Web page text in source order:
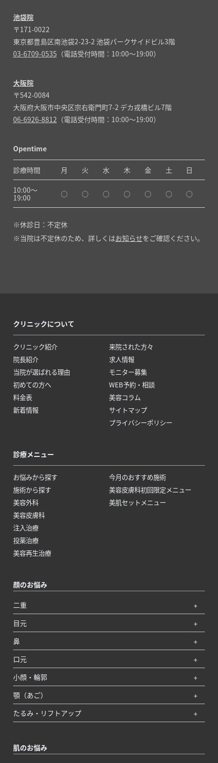
池袋院
〒171-0022
東京都豊島区南池袋2-23-2 池袋パークサイドビル3階
03-6709-0535 （電話受付時間：10:00～19:00）
大阪院
〒542-0084
大阪府大阪市中央区宗右衛門町7-2 デカ戎橋ビル7階
06-6926-8812 （電話受付時間：10:00～19:00）
Opentime
診療時間 月 火 水 木 金 土 日
10:00〜
19:00
○ ○ ○ ○ ○ ○ ○
休診日：不定休
当院は不定休のため、詳しくはお知らせをご確認ください。
クリニックについて
クリニック紹介
院長紹介
当院が選ばれる理由
初めての方へ
料金表
新着情報
来院された方々
求人情報
モニター募集
WEB予約・相談
美容コラム
サイトマップ
プライバシーポリシー
診療メニュー
お悩みから探す
施術から探す
美容外科
美容皮膚科
注入治療
投薬治療
美容再生治療
今月のおすすめ施術
美容皮膚科初回限定メニュー
美肌セットメニュー
顔のお悩み
二重
目元
鼻
口元
小顔・輪郭
顎（あご）
たるみ・リフトアップ
肌のお悩み